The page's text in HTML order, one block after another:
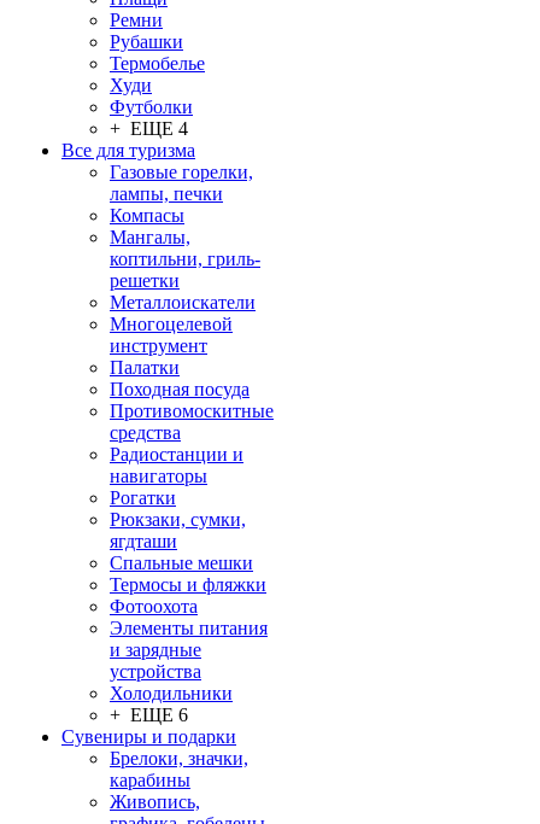
Ремни
Рубашки
Термобелье
Худи
Футболки
+ ЕЩЕ 4
Все для туризма
Газовые горелки,
лампы, печки
Компасы
Мангалы,
коптильни, гриль-
решетки
Металлоискатели
Многоцелевой
инструмент
Палатки
Походная посуда
Противомоскитные
средства
Радиостанции и
навигаторы
Рогатки
Рюкзаки, сумки,
ягдташи
Спальные мешки
Термосы и фляжки
Фотоохота
Элементы питания
и зарядные
устройства
Холодильники
+ ЕЩЕ 6
Сувениры и подарки
Брелоки, значки,
карабины
Живопись,